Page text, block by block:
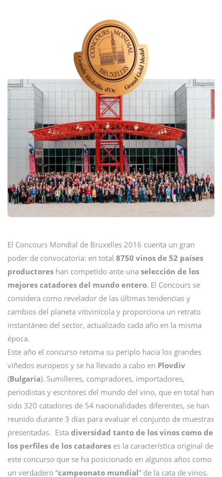
El Concours Mondial de Bruxelles 2016 cuenta un gran
poder de convocatoria: en total 8750 vinos de 52 países
productores han competido ante una selección de los
mejores catadores del mundo entero. El Concours se
considera como revelador de las últimas tendencias y
cambios del planeta vitivinícola y proporciona un retrato
instantáneo del sector, actualizado cada año en la misma
época.
Este año el concurso retoma su periplo hacia los grandes
viñedos europeos y se ha llevado a cabo en Plovdiv
(Bulgaria). Sumilleres, compradores, importadores,
periodistas y escritores del mundo del vino, que en total han
sido 320 catadores de 54 nacionalidades diferentes, se han
reunido durante 3 días para evaluar el conjunto de muestras
presentadas. Esta diversidad tanto de los vinos como de
los perfiles de los catadores es la característica original de
este concurso que se ha posicionado en algunos años como
un verdadero “campeonato mundial” de la cata de vinos.